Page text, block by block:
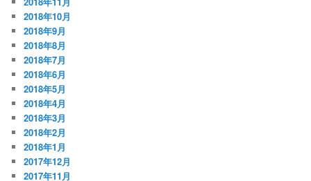
2018年10月
2018年9月
2018年8月
2018年7月
2018年6月
2018年5月
2018年4月
2018年3月
2018年2月
2018年1月
2017年12月
2017年11月